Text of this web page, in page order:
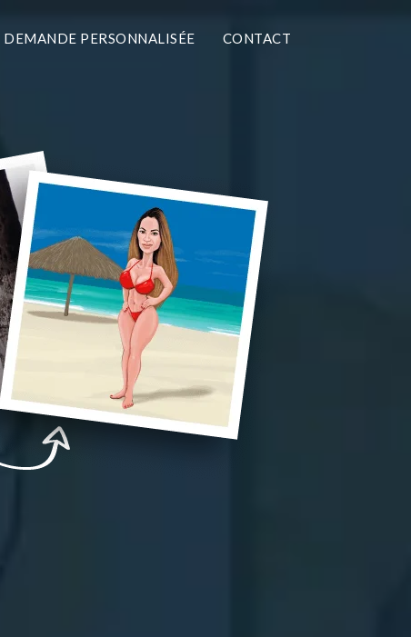
DEMANDE PERSONNALISÉE CONTACT